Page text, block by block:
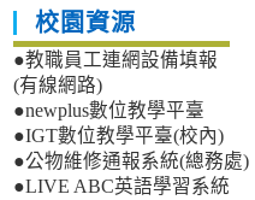
校園資源
●教職員工連網設備填報
(有線網路)
●newplus數位教學平臺
●IGT數位教學平臺(校內)
●公物維修通報系統(總務處)
●LIVE ABC英語學習系統